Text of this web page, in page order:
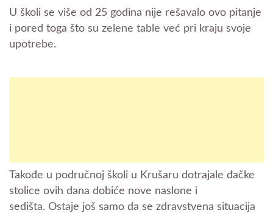
U školi se više od 25 godina nije rešavalo ovo pitanje
i pored toga što su zelene table već pri kraju svoje
upotrebe.
Takođe u područnoj školi u Krušaru dotrajale đačke
stolice ovih dana dobiće nove naslone i
sedišta. Ostaje još samo da se zdravstvena situacija